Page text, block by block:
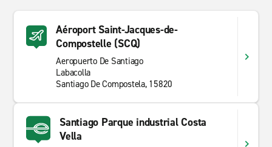
Aéroport Saint-Jacques-de-
Compostelle (SCQ)
Aeropuerto De Santiago
Labacolla
Santiago De Compostela, 15820
Santiago Parque industrial Costa
Vella